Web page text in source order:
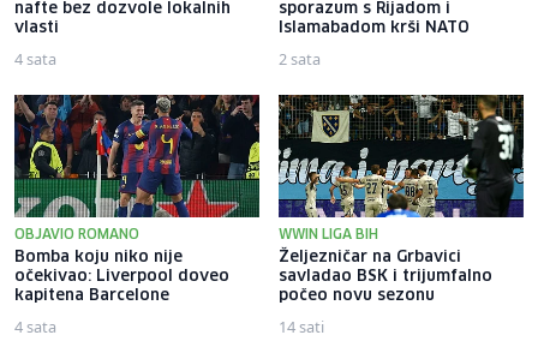
nafte bez dozvole lokalnih
vlasti
4 sata
sporazum s Rijadom i
Islamabadom krši NATO
2 sata
OBJAVIO ROMANO
Bomba koju niko nije
očekivao: Liverpool doveo
kapitena Barcelone
4 sata
WWIN LIGA BIH
Željezničar na Grbavici
savladao BSK i trijumfalno
počeo novu sezonu
14 sati